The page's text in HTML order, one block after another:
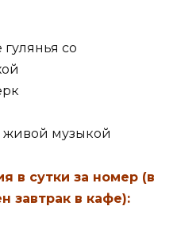
со
живой музыкой
в сутки за номер (в
завтрак в кафе):